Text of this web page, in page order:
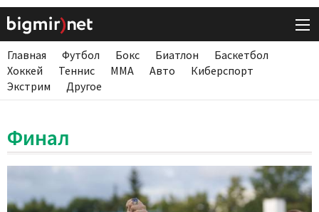
Главная Футбол Бокс Биатлон
Баскетбол
Хоккей
Теннис ММА Авто
Киберспорт
Экстрим
Другое
Финал